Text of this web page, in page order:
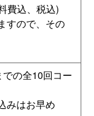
費込、税込)
すので、その
での全10回コー
みはお早め